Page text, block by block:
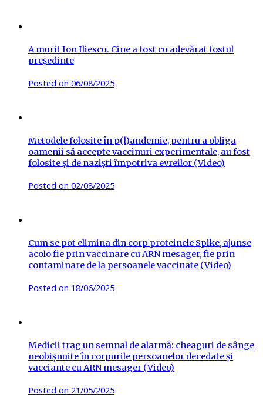
A murit Ion Iliescu. Cine a fost cu adevărat fostul
președinte
Posted on 06/08/2025
Metodele folosite în p(l)andemie, pentru a obliga
oamenii să accepte vaccinuri experimentale, au fost
folosite și de naziști împotriva evreilor (Video)
Posted on 02/08/2025
Cum se pot elimina din corp proteinele Spike, ajunse
acolo fie prin vaccinare cu ARN mesager, fie prin
contaminare de la persoanele vaccinate (Video)
Posted on 18/06/2025
Medicii trag un semnal de alarmă: cheaguri de sânge
neobișnuite în corpurile persoanelor decedate și
vacciante cu ARN mesager (Video)
Posted on 21/05/2025